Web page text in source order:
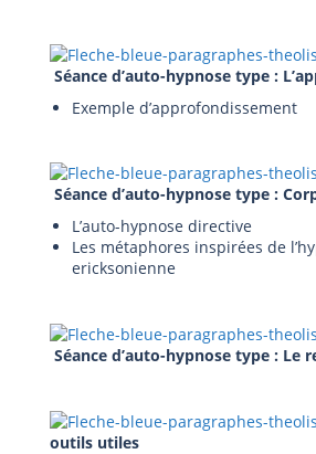
Séance d’auto-hypnose type :
Exemple d’approfondissement
Séance d’auto-hypnose type :
L’auto-hypnose directive
Les métaphores inspirées de
ericksonienne
Séance d’auto-hypnose type : Le
outils utiles